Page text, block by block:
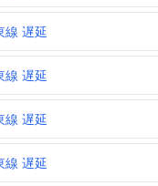
線 遅延
線 遅延
線 遅延
線 遅延